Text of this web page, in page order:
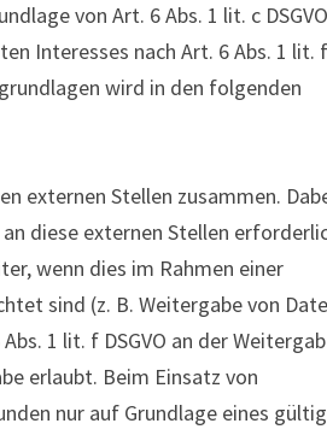
von Art. 6 Abs. 1 lit. c
Interesses nach Art. 6 Abs. 1 lit. f
wird in den folgenden
externen Stellen zusammen.
diese externen Stellen
wenn dies im Rahmen einer
sind (z. B. Weitergabe von
1 lit. f DSGVO an der
erlaubt. Beim Einsatz von
nur auf Grundlage eines